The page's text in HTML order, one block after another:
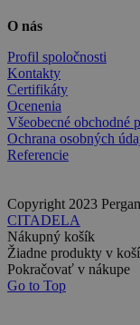
O nás
Profil spoločnosti
Kontakty
Certifikáty
Ocenenia
Všeobecné obchodné
Ochrana osobných
Referencie
Copyright 2023
CITADELA
Nákupný košík
Žiadne produkty v
Pokračovať v nákupe
Go to Top